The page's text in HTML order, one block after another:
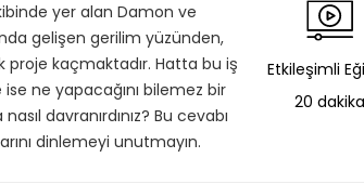
yer alan Damon ve
gelişen gerilim yüzünden,
proje kaçmaktadır. Hatta bu iş
ne yapacağını bilemez bir
davranırdınız? Bu cevabı
dinlemeyi unutmayın.
Etkileşimli
20 dakika